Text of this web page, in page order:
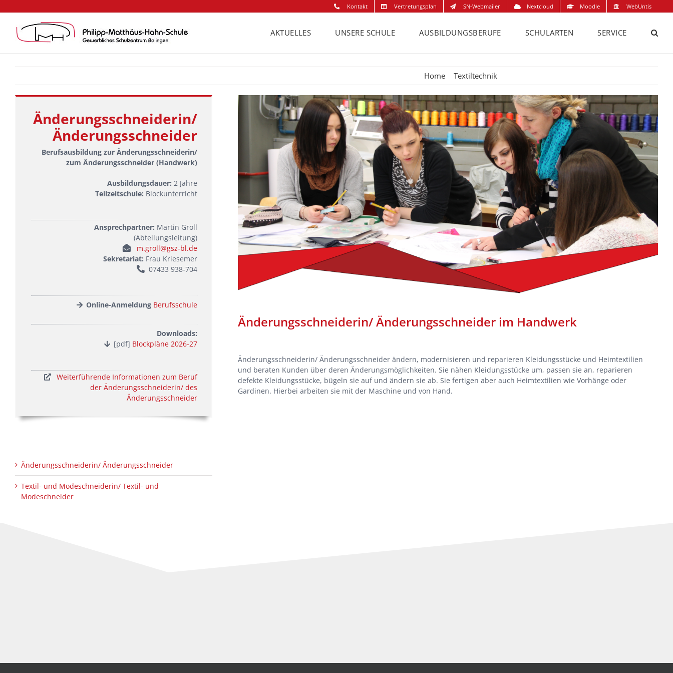
Inhalt
springen
Kontakt Vertretungsplan SN-Webmailer Nextcloud Moodle WebUntis
AKTUELLES UNSERE SCHULE AUSBILDUNGSBERUFE SCHULARTEN SERVICE
Home Textiltechnik
Änderungsschneiderin/
Änderungsschneider
Berufsausbildung zur Änderungsschneiderin/
zum Änderungsschneider (Handwerk)
Ausbildungsdauer: 2 Jahre
Teilzeitschule: Blockunterricht
Ansprechpartner: Martin Groll
(Abteilungsleitung)
m.groll@gsz-bl.de
Sekretariat: Frau Kriesemer
07433 938-704
Online-Anmeldung Berufsschule
Downloads:
[pdf] Blockpläne 2026-27
Weiterführende Informationen zum Beruf
der Änderungsschneiderin/ des
Änderungsschneider
Änderungsschneiderin/ Änderungsschneider
Textil- und Modeschneiderin/ Textil- und
Modeschneider
Änderungsschneiderin/ Änderungsschneider im Handwerk
Änderungsschneiderin/ Änderungsschneider ändern, modernisieren und reparieren Kleidungsstücke und Heimtextilien
und beraten Kunden über deren Änderungsmöglichkeiten. Sie nähen Kleidungsstücke um, passen sie an, reparieren
defekte Kleidungsstücke, bügeln sie auf und ändern sie ab. Sie fertigen aber auch Heimtextilien wie Vorhänge oder
Gardinen. Hierbei arbeiten sie mit der Maschine und von Hand.